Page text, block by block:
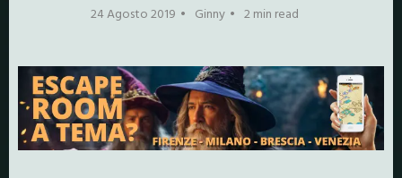
24 Agosto 2019 Ginny 2 min read